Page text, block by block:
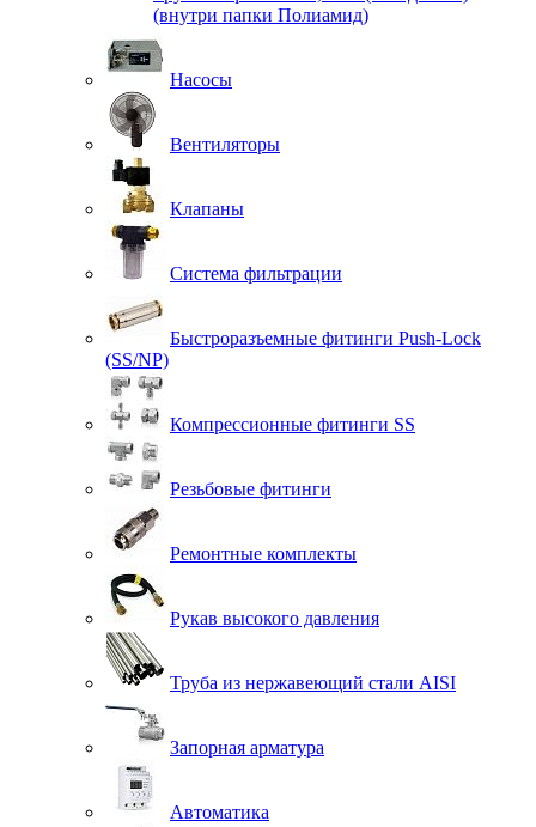
(внутри папки Полиамид)
Насосы
Вентиляторы
Клапаны
Система фильтрации
Быстроразъемные фитинги Push-Lock
(SS/NP)
Компрессионные фитинги SS
Резьбовые фитинги
Ремонтные комплекты
Рукав высокого давления
Труба из нержавеющий стали AISI
Запорная арматура
Автоматика